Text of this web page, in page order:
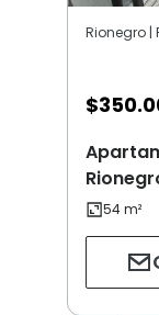
Rionegro |
$